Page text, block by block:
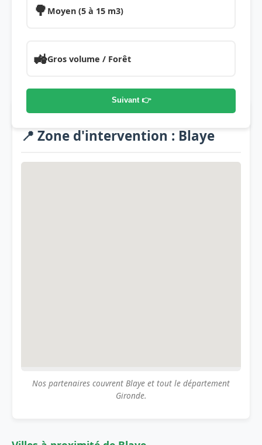
🌳 Moyen (5 à 15 m3)
🚜Gros volume / Forêt
Suivant 👉
📍 Zone d'intervention : Blaye
Nos partenaires couvrent Blaye et tout le département
Gironde.